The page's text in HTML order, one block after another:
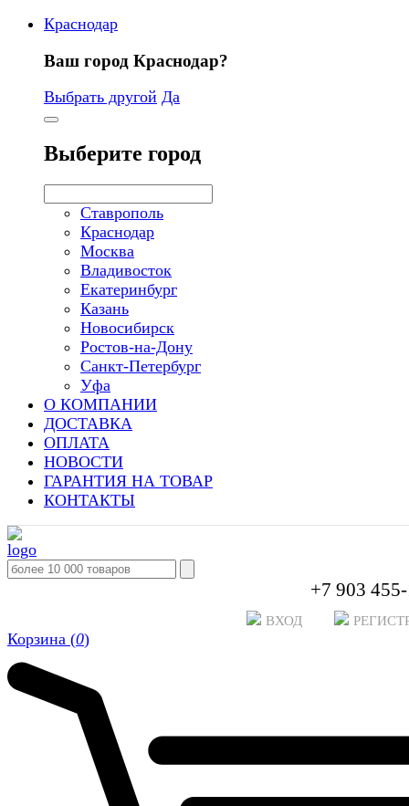
Краснодар
Ваш город Краснодар?
Выбрать другой Да
Выберите город
Ставрополь
Краснодар
Москва
Владивосток
Екатеринбург
Казань
Новосибирск
Ростов-на-Дону
Санкт-Петербург
Уфа
О КОМПАНИИ
ДОСТАВКА
ОПЛАТА
НОВОСТИ
ГАРАНТИЯ НА ТОВАР
КОНТАКТЫ
+7 903
ВХОД
Корзина (0)